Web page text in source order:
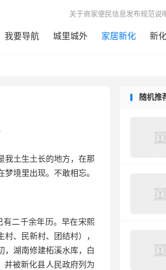
我要导航 城里城外 家居新化 新
关于商家便民信息发布规范说
我土生土长的地方，在那
境里出现。不敢相忘。
二千余年历。早在宋熙
、民新村、团结村），
，湖南修建柘溪水库，白
并被新化县人民政府列为
随机推